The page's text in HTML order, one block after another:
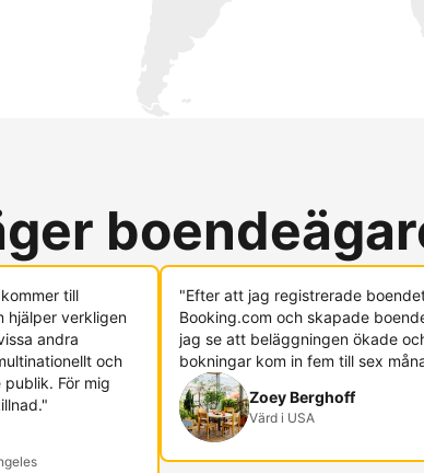
till
hjälper verkligen
andra
och
För mig
"Efter att jag registrerade
Booking.com och skapade
jag se att beläggningen ökade
bokningar kom in fem till sex
Zoey Berghoff
Värd i USA